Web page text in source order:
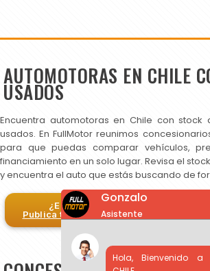
AUTOMOTORAS EN CHILE
USADOS
Encuentra automotoras en Chile con stock
usados. En FullMotor reunimos
para que puedas comparar vehículos,
financiamiento en un solo lugar. Revisa el
y encuentra el auto que estás buscando de
¿Eres automotora?
Publica tus autos en FullMotor
Gonzalo
Asistente
Hola, Bienvenido a